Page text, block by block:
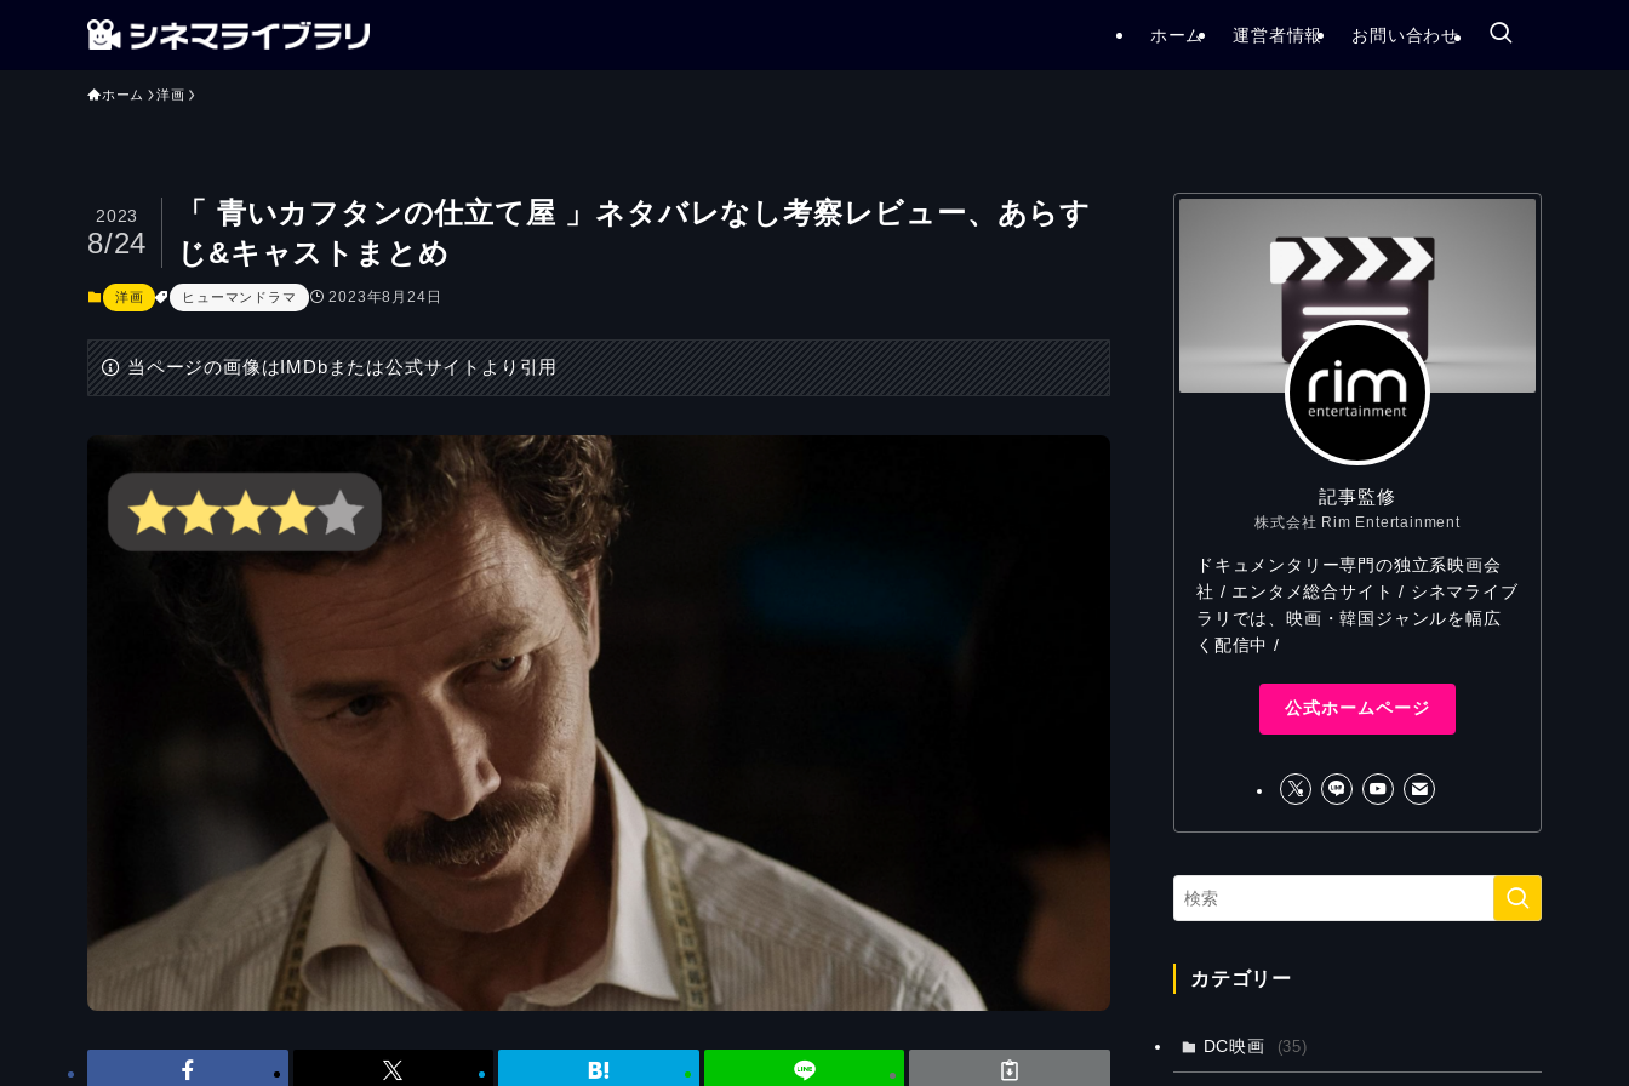
ホーム 運営者情報 お問い合わせ
ホーム 洋画
「 青いカフタンの仕立て屋 」ネタバレなし考察レビュー、あらす
じ&キャストまとめ
2023
8/24
洋画 ヒューマンドラマ 2023年8月24日
当ページの画像はIMDbまたは公式サイトより引用
記事監修
株式会社 Rim Entertainment
ドキュメンタリー専門の独立系映画会
社 / エンタメ総合サイト / シネマライブ
ラリでは、映画・韓国ジャンルを幅広
く配信中 /
公式ホームページ
カテゴリー
DC映画 (35)